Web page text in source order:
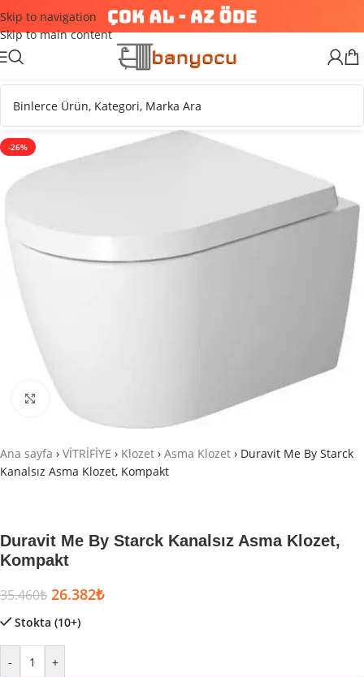
Skip to navigation
Skip to main content
-26%
Büyütmek için tıklayın
Ana sayfa › VİTRİFİYE › Klozet › Asma Klozet › Duravit Me By Starck
Kanalsız Asma Klozet, Kompakt
Duravit Me By Starck Kanalsız Asma Klozet,
Kompakt
35.460₺ 26.382₺
Stokta (10+)
- +